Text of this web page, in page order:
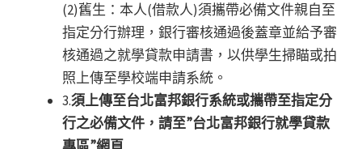
(2)舊生：本人(借款人)須攜帶必備文件親自至
指定分行辦理，銀行審核通過後蓋章並給予審
核通過之就學貸款申請書，以供學生掃瞄或拍
照上傳至學校端申請系統。
3.須上傳至台北富邦銀行系統或攜帶至指定分
行之必備文件，請至”台北富邦銀行就學貸款